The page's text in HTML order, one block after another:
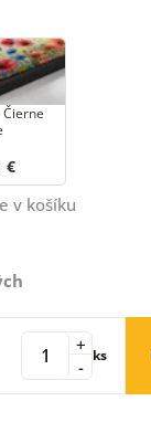
Čierne
€
v košíku
-
+ ks